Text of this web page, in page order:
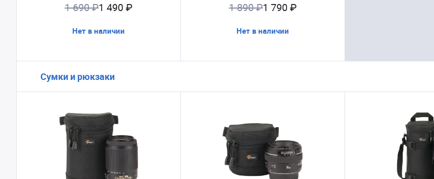
1 690 ₽1 490 ₽
Нет в наличии
1 890 ₽1 790 ₽
Нет в наличии
Сумки и рюкзаки